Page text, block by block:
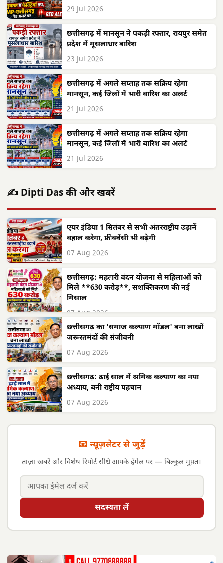
29 Jul 2026
छत्तीसगढ़ में मानसून ने पकड़ी रफ्तार, रायपुर समेत
प्रदेश में मूसलाधार बारिश
23 Jul 2026
छत्तीसगढ़ में अगले सप्ताह तक सक्रिय रहेगा
मानसून, कई जिलों में भारी बारिश का अलर्ट
21 Jul 2026
छत्तीसगढ़ में अगले सप्ताह तक सक्रिय रहेगा
मानसून, कई जिलों में भारी बारिश का अलर्ट
21 Jul 2026
✍️ Dipti Das की और खबरें
एयर इंडिया 1 सितंबर से सभी अंतरराष्ट्रीय उड़ानें
बहाल करेगा, फ्रीक्वेंसी भी बढ़ेगी
07 Aug 2026
छत्तीसगढ़: महतारी वंदन योजना से महिलाओं को
मिले **630 करोड़**, सशक्तिकरण की नई
मिसाल
07 Aug 2026
छत्तीसगढ़ का 'समाज कल्याण मॉडल' बना लाखों
जरूरतमंदों की संजीवनी
07 Aug 2026
छत्तीसगढ़: ढाई साल में श्रमिक कल्याण का नया
अध्याय, बनी राष्ट्रीय पहचान
07 Aug 2026
📧 न्यूज़लेटर से जुड़ें
ताज़ा खबरें और विशेष रिपोर्ट सीधे आपके ईमेल पर — बिल्कुल मुफ़्त।
सदस्यता लें